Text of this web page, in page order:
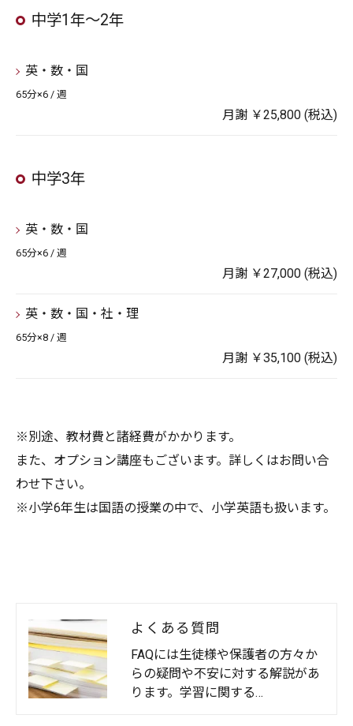
中学1年～2年
英・数・国
65分×6 / 週
月謝 ￥25,800 (税込)
中学3年
英・数・国
65分×6 / 週
月謝 ￥27,000 (税込)
英・数・国・社・理
65分×8 / 週
月謝 ￥35,100 (税込)
※別途、教材費と諸経費がかかります。
また、オプション講座もございます。詳しくはお問い合
わせ下さい。
※小学6年生は国語の授業の中で、小学英語も扱います。
よくある質問
FAQには生徒様や保護者の方々か
らの疑問や不安に対する解説があ
ります。学習に関する…